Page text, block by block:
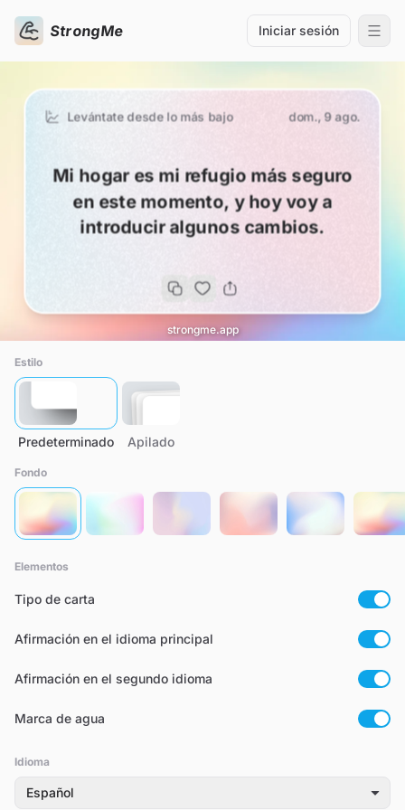
StrongMe Iniciar sesión
Levántate desde lo más bajo dom., 9 ago.
Mi hogar es mi refugio más seguro
en este momento, y hoy voy a
introducir algunos cambios.
strongme.app
Estilo
Predeterminado Apilado
Fondo
Elementos
Tipo de carta
Afirmación en el idioma principal
Afirmación en el segundo idioma
Marca de agua
Idioma
Español